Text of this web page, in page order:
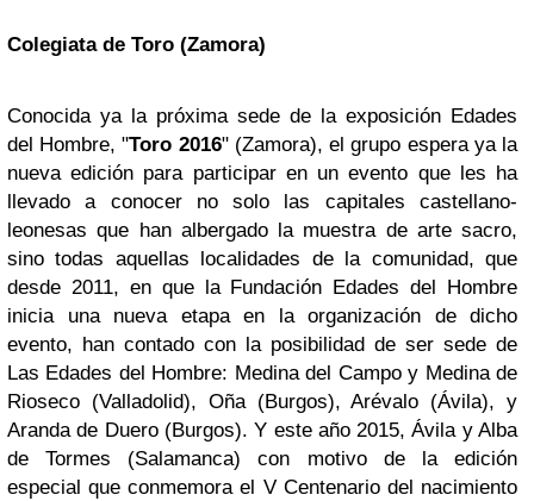
Colegiata de Toro (Zamora)
Conocida ya la próxima sede de la exposición Edades
del Hombre, "Toro 2016" (Zamora), el grupo espera ya la
nueva edición para participar en un evento que les ha
llevado a conocer no solo las capitales castellano-
leonesas que han albergado la muestra de arte sacro,
sino todas aquellas localidades de la comunidad, que
desde 2011, en que la Fundación Edades del Hombre
inicia una nueva etapa en la organización de dicho
evento, han contado con la posibilidad de ser sede de
Las Edades del Hombre: Medina del Campo y Medina de
Rioseco (Valladolid), Oña (Burgos), Arévalo (Ávila), y
Aranda de Duero (Burgos). Y este año 2015, Ávila y Alba
de Tormes (Salamanca) con motivo de la edición
especial que conmemora el V Centenario del nacimiento